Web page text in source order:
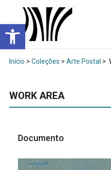
Abrir a barra de
Início > Coleções > Arte Postal >
WORK AREA
Documento